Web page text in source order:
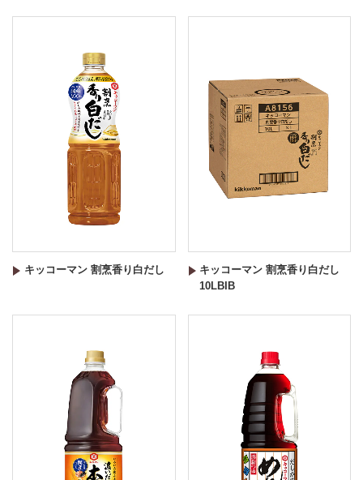
キッコーマン 割烹香り白だし
キッコーマン 割烹香り白だし
10LBIB